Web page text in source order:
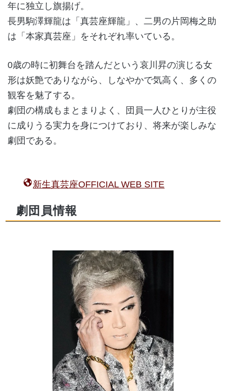
年に独立し旗揚げ。
長男駒澤輝龍は「真芸座輝龍」、二男の片岡梅之助
は「本家真芸座」をそれぞれ率いている。
0歳の時に初舞台を踏んだという哀川昇の演じる女
形は妖艶でありながら、しなやかで気高く、多くの
観客を魅了する。
劇団の構成もまとまりよく、団員一人ひとりが主役
に成りうる実力を身につけており、将来が楽しみな
劇団である。
新生真芸座OFFICIAL WEB SITE
劇団員情報